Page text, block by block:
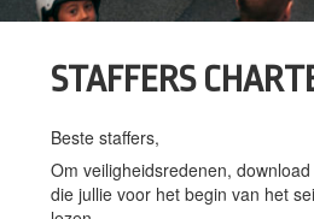
STAFFERS
Beste staffers,
Om veiligheidsredenen, download
die jullie voor het begin van het